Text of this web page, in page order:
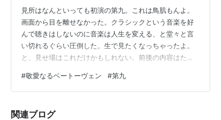
見所はなんといっても初演の第九。これは鳥肌もんよ。
画面から目を離せなかった。クラシックという音楽を好
んで聴きはしないのに音楽は人生を変える、と堂々と言
い切れるぐらい圧倒した。生で見たくなっちゃったよ。
と、見せ場はこれだけかもしれない。前後の内容はたぶ
トーリーだわ。写譜の役のダイアン・クルーガーは端正
なルックスで憧れます。
#敬愛なるベートーヴェン #第九
関連ブログ